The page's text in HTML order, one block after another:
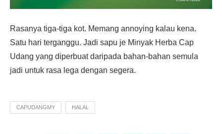
Rasanya tiga-tiga kot. Memang annoying kalau kena.
Satu hari terganggu. Jadi sapu je Minyak Herba Cap
Udang yang diperbuat daripada bahan-bahan semula
jadi untuk rasa lega dengan segera.
CAPUDANGMY HALAL